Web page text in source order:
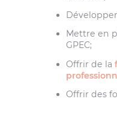
Mettre en
GPEC;
Offrir de la
Offrir des